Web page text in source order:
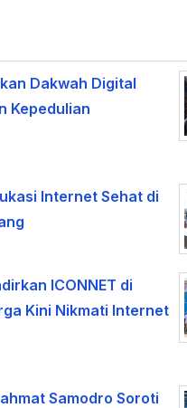
Dakwah Digital
Kepedulian
Internet Sehat di
ICONNET di
Kini Nikmati Internet
Samodro Soroti